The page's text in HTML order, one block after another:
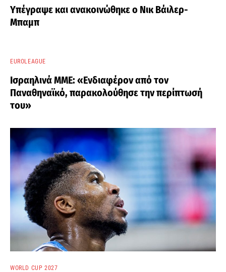
Υπέγραψε και ανακοινώθηκε ο Νικ Βάιλερ-
Μπαμπ
EUROLEAGUE
Ισραηλινά ΜΜΕ: «Ενδιαφέρον από τον
Παναθηναϊκό, παρακολούθησε την περίπτωσή
του»
WORLD CUP 2027